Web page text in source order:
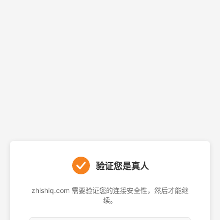
验证您是真人
zhishiq.com 需要验证您的连接安全性，然后才能继
续。